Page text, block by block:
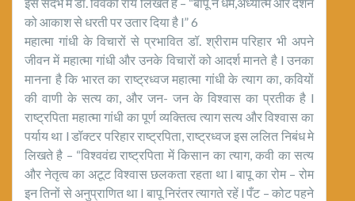
को आकाश से धरती पर उतार दिया है l” 6
महात्मा गांधी के विचारों से प्रभावित डॉ. श्रीराम परिहार भी अपने
जीवन में महात्मा गांधी और उनके विचारों को आदर्श मानते है l उनका
मानना है कि भारत का राष्ट्रध्वज महात्मा गांधी के त्याग का, कवियों
की वाणी के सत्य का, और जन- जन के विश्वास का प्रतीक है l
राष्ट्रपिता महात्मा गांधी का पूर्ण व्यक्तित्व त्याग सत्य और विश्वास का
पर्याय था l डॉक्टर परिहार राष्ट्रपिता, राष्ट्रध्वज इस ललित निबंध मे
लिखते है – “विश्ववंद्य राष्ट्रपिता में किसान का त्याग, कवी का सत्य
और नेतृत्व का अटूट विश्वास छलकता रहता था l बापू का रोम – रोम
इन तिनों से अनुप्राणित था l बापू निरंतर त्यागते रहें l पँट – कोट पहने